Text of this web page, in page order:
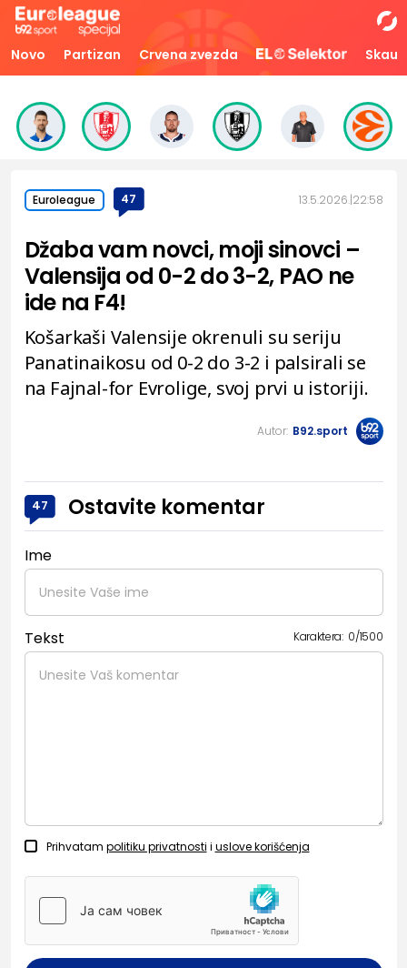
Novo Partizan Crvena zvezda Skaut
Euroleague 47 13.5.2026. 22:58
Džaba vam novci, moji sinovci –
Valensija od 0-2 do 3-2, PAO ne
ide na F4!
Košarkaši Valensije okrenuli su seriju
Panatinaikosu od 0-2 do 3-2 i palsirali se
na Fajnal-for Evrolige, svoj prvi u istoriji.
Autor: B92.sport
47 Ostavite komentar
Ime
Tekst Karaktera: 0/1500
Prihvatam politiku privatnosti i uslove korišćenja